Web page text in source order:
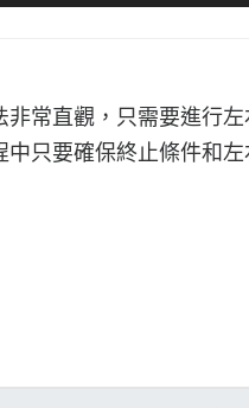
非常直觀，只需要進行
中只要確保終止條件和